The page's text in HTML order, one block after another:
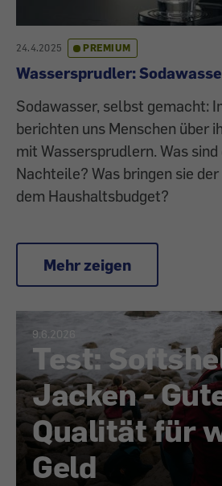
24.4.2025 PREMIUM
Wassersprudler:
Sodawasser, selbst gemacht:
berichten uns Menschen über
mit Wassersprudlern. Was sind
Nachteile? Was bringen sie
dem Haushaltsbudget?
Mehr zeigen
9.6.2026
Test:
Jacken -
Qualität für
Geld